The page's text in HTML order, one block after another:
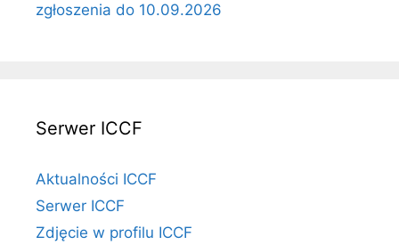
zgłoszenia do 10.09.2026
Serwer ICCF
Aktualności ICCF
Serwer ICCF
Zdjęcie w profilu ICCF